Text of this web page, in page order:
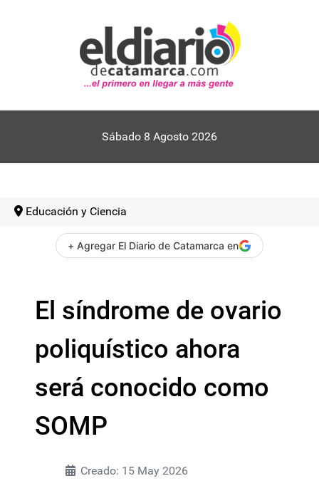
Sábado 8 Agosto 2026
Educación y Ciencia
+ Agregar El Diario de Catamarca en
El síndrome de ovario
poliquístico ahora
será conocido como
SOMP
Creado: 15 May 2026